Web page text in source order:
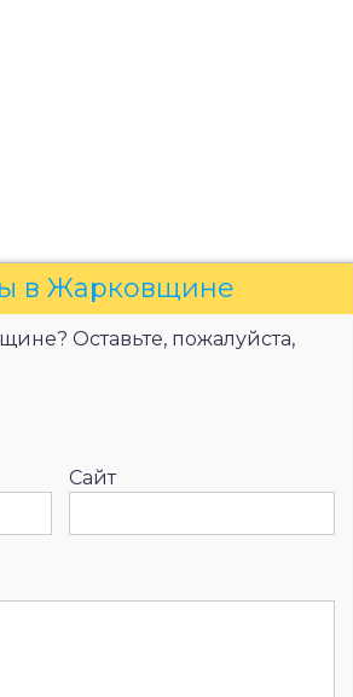
в Жарковщине
Оставьте, пожалуйста,
Сайт